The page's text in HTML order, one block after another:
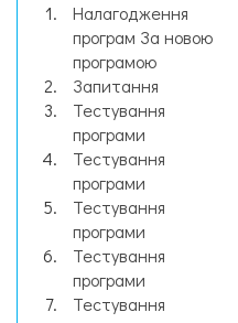
Налагодження
програм За новою
програмою
Запитання
Тестування
програми
Тестування
програми
Тестування
програми
Тестування
програми
Тестування